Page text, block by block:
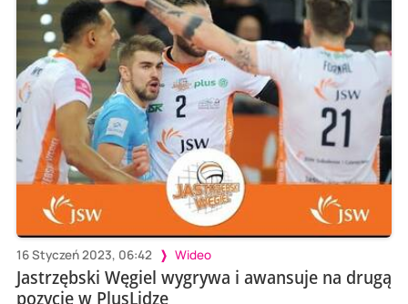
16 Styczeń 2023, 06:42 Wideo
Jastrzębski Węgiel wygrywa i awansuje na drugą
pozycję w PlusLidze